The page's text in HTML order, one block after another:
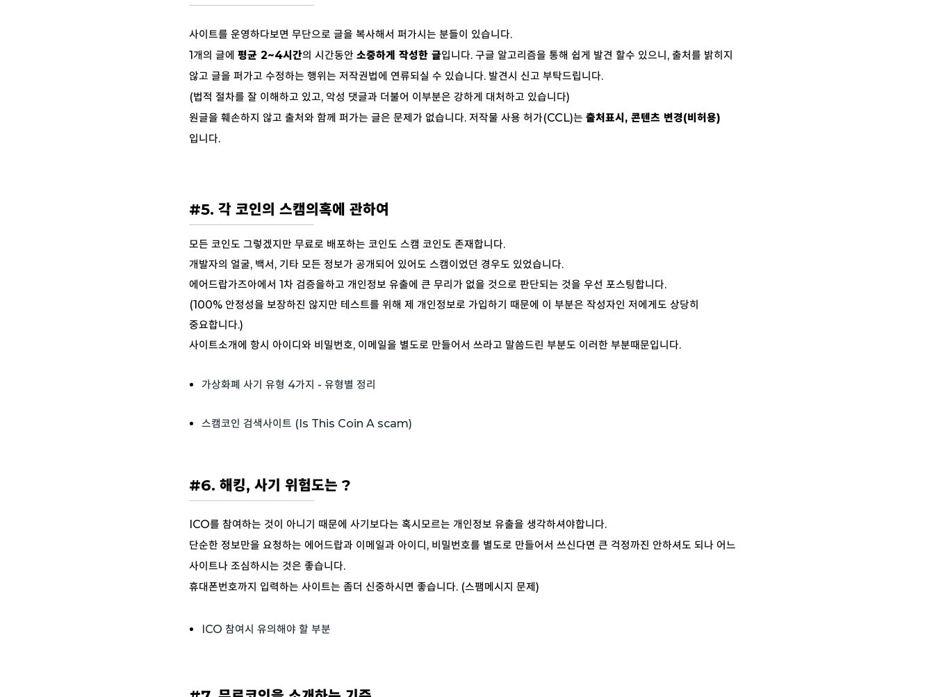
사이트를 운영하다보면 무단으로 글을 복사해서 퍼가시는 분들이 있습니다.
1개의 글에 평균 2~4시간의 시간동안 소중하게 작성한 글입니다. 구글 알고리즘을 통해 쉽게 발견 할수 있으니, 출처를 밝히지
않고 글을 퍼가고 수정하는 행위는 저작권법에 연류되실 수 있습니다. 발견시 신고 부탁드립니다.
(법적 절차를 잘 이해하고 있고, 악성 댓글과 더불어 이부분은 강하게 대처하고 있습니다)
원글을 훼손하지 않고 출처와 함께 퍼가는 글은 문제가 없습니다. 저작물 사용 허가(CCL)는 출처표시, 콘텐츠 변경(비허용)
입니다.
#5. 각 코인의 스캠의혹에 관하여
모든 코인도 그렇겠지만 무료로 배포하는 코인도 스캠 코인도 존재합니다.
개발자의 얼굴, 백서, 기타 모든 정보가 공개되어 있어도 스캠이었던 경우도 있었습니다.
에어드랍가즈아에서 1차 검증을하고 개인정보 유출에 큰 무리가 없을 것으로 판단되는 것을 우선 포스팅합니다.
(100% 안정성을 보장하진 않지만 테스트를 위해 제 개인정보로 가입하기 때문에 이 부분은 작성자인 저에게도 상당히
중요합니다.)
사이트소개에 항시 아이디와 비밀번호, 이메일을 별도로 만들어서 쓰라고 말씀드린 부분도 이러한 부분때문입니다.
가상화폐 사기 유형 4가지 - 유형별 정리
스캠코인 검색사이트 (Is This Coin A scam)
#6. 해킹, 사기 위험도는 ?
ICO를 참여하는 것이 아니기 때문에 사기보다는 혹시모르는 개인정보 유출을 생각하셔야합니다.
단순한 정보만을 요청하는 에어드랍과 이메일과 아이디, 비밀번호를 별도로 만들어서 쓰신다면 큰 걱정까진 안하셔도 되나 어느
사이트나 조심하시는 것은 좋습니다.
휴대폰번호까지 입력하는 사이트는 좀더 신중하시면 좋습니다. (스팸메시지 문제)
ICO 참여시 유의해야 할 부분